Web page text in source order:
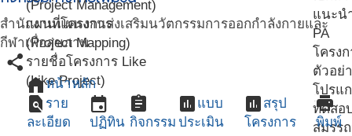
(Project Management)
แผนที่โครงการ
(Project Mapping)
รายชื่อโครงการ Like
(Like Project)
แนะน
PA
โครง
ตัวอย่
โปรแ
ทดสอ
สมรร
สำนักงานแผนงานส่งเสริมนวัตกรรมการออกกำลังกายและ
กีฬาเพื่อสุขภาพ
share
homeหน้าหลัก
find_in_page ราย
ละเอียด
event
ปฏิทิน
assignment
กิจกรรม
assessment แบบ
ประเมิน
assessment สรุป
โครงการ
print
พิมพ์